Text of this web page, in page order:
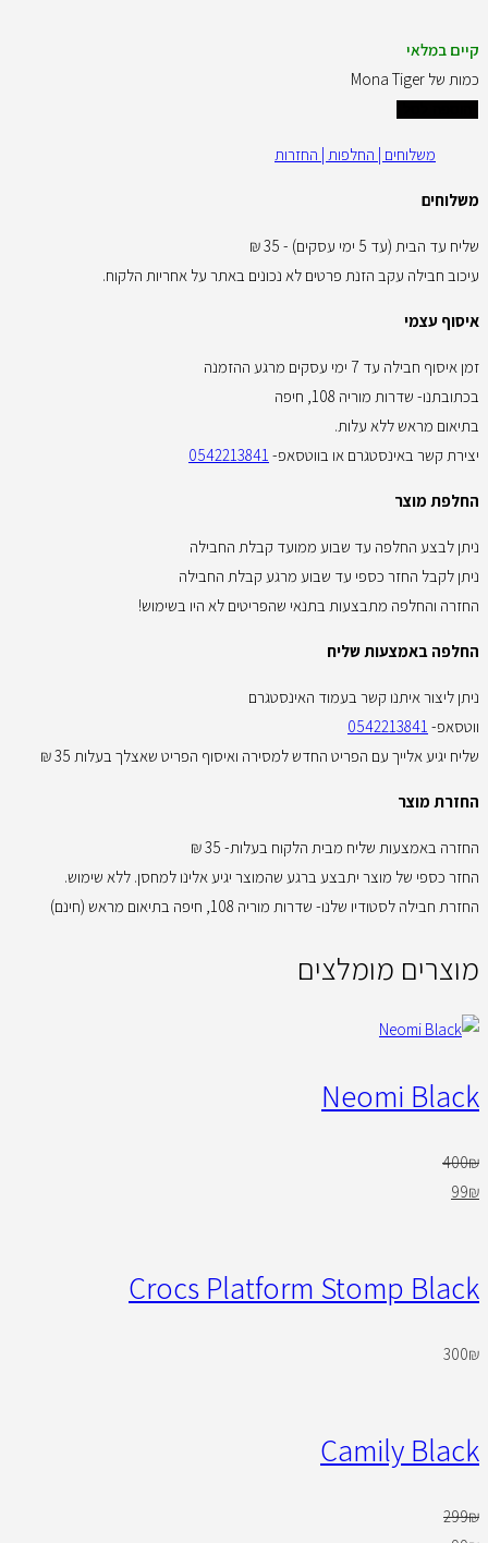
קיים במלאי
כמות של Mona Tiger
משלוחים | החלפות | החזרות
משלוחים
שליח עד הבית (עד 5 ימי עסקים) - 35 ₪
עיכוב חבילה עקב הזנת פרטים לא נכונים באתר על אחריות הלקוח.
איסוף עצמי
זמן איסוף חבילה עד 7 ימי עסקים מרגע ההזמנה
בכתובתנו- שדרות מוריה 108, חיפה
בתיאום מראש ללא עלות.
יצירת קשר באינסטגרם או בווטסאפ- 0542213841
החלפת מוצר
ניתן לבצע החלפה עד שבוע ממועד קבלת החבילה
ניתן לקבל החזר כספי עד שבוע מרגע קבלת החבילה
החזרה והחלפה מתבצעות בתנאי שהפריטים לא היו בשימוש!
החלפה באמצעות שליח
ניתן ליצור איתנו קשר בעמוד האינסטגרם
ווטסאפ- 0542213841
שליח יגיע אלייך עם הפריט החדש למסירה ואיסוף הפריט שאצלך בעלות 35 ₪
החזרת מוצר
החזרה באמצעות שליח מבית הלקוח בעלות- 35 ₪
החזר כספי של מוצר יתבצע ברגע שהמוצר יגיע אלינו למחסן. ללא שימוש.
החזרת חבילה לסטודיו שלנו- שדרות מוריה 108, חיפה בתיאום מראש (חינם)
מוצרים מומלצים
Neomi Black
400₪
99₪
Crocs Platform Stomp Black
300₪
Camily Black
299₪